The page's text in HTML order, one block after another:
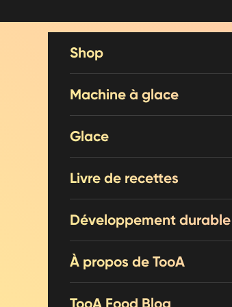
Shop
Machine à glace
Glace
Livre de recettes
Développement durable
À propos de TooA